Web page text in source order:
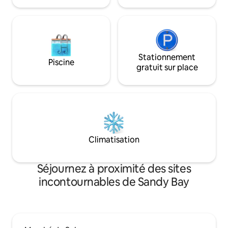
magique !
Piscine
Stationnement
gratuit sur place
Climatisation
Séjournez à proximité des sites
incontournables de Sandy Bay